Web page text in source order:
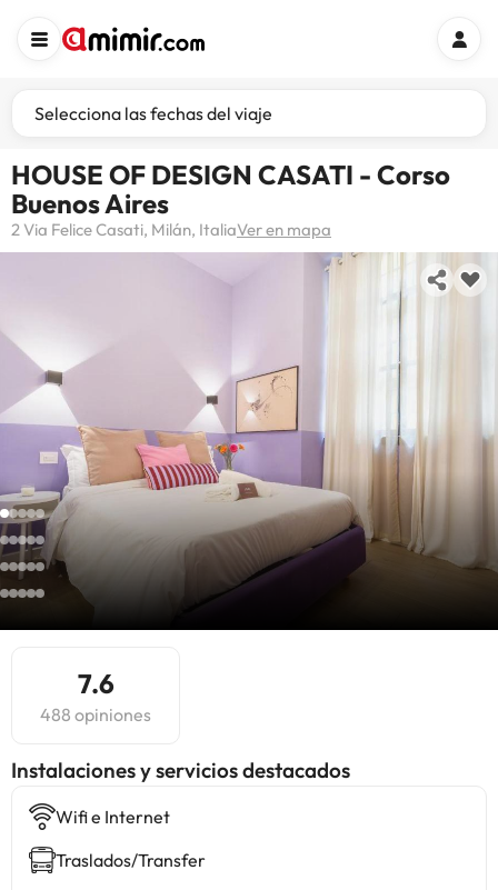
Selecciona las fechas del viaje
HOUSE OF DESIGN CASATI - Corso
Buenos Aires
2 Via Felice Casati, Milán, ItaliaVer en mapa
7.6
488 opiniones
Instalaciones y servicios destacados
Wifi e Internet
Traslados/Transfer